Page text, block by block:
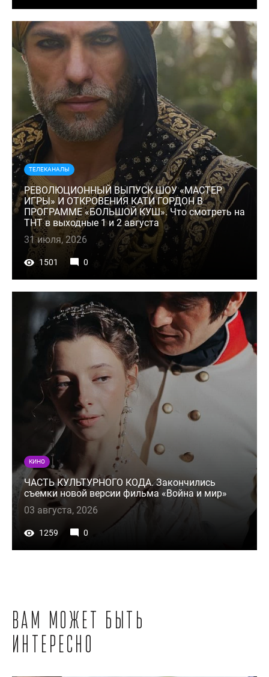
ТЕЛЕКАНАЛЫ
РЕВОЛЮЦИОННЫЙ ВЫПУСК ШОУ «МАСТЕР
ИГРЫ» И ОТКРОВЕНИЯ КАТИ ГОРДОН В
ПРОГРАММЕ «БОЛЬШОЙ КУШ». Что смотреть на
ТНТ в выходные 1 и 2 августа
31 июля, 2026
1501 0
КИНО
ЧАСТЬ КУЛЬТУРНОГО КОДА. Закончились
съемки новой версии фильма «Война и мир»
03 августа, 2026
1259 0
Вам может быть
интересно